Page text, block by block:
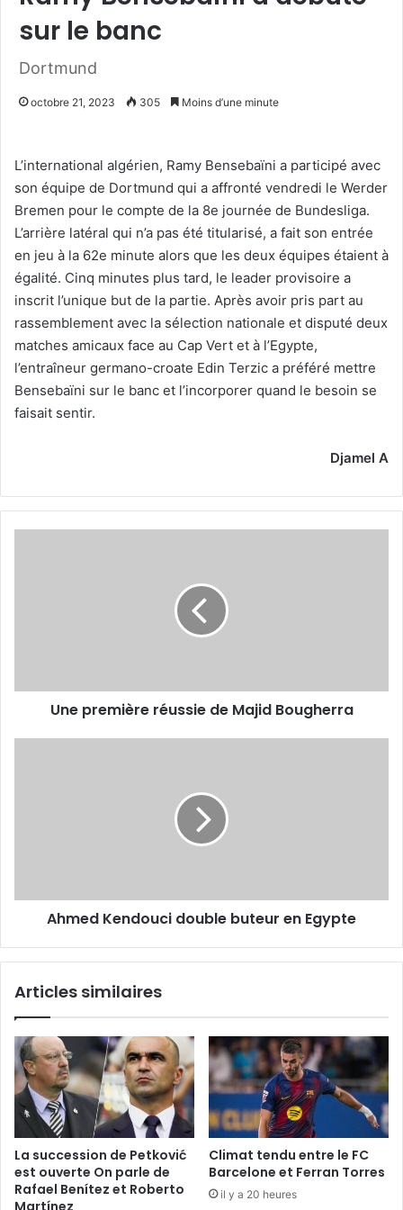
sur le banc
Dortmund
octobre 21, 2023 305 Moins d’une minute
L’international algérien, Ramy Bensebaïni a participé avec
son équipe de Dortmund qui a affronté vendredi le Werder
Bremen pour le compte de la 8e journée de Bundesliga.
L’arrière latéral qui n’a pas été titularisé, a fait son entrée
en jeu à la 62e minute alors que les deux équipes étaient à
égalité. Cinq minutes plus tard, le leader provisoire a
inscrit l’unique but de la partie. Après avoir pris part au
rassemblement avec la sélection nationale et disputé deux
matches amicaux face au Cap Vert et à l’Egypte,
l’entraîneur germano-croate Edin Terzic a préféré mettre
Bensebaïni sur le banc et l’incorporer quand le besoin se
faisait sentir.
Djamel A
Une première réussie de Majid Bougherra
Ahmed Kendouci double buteur en Egypte
Articles similaires
La succession de Petković
est ouverte On parle de
Rafael Benítez et Roberto
Martínez
Climat tendu entre le FC
Barcelone et Ferran Torres
il y a 20 heures